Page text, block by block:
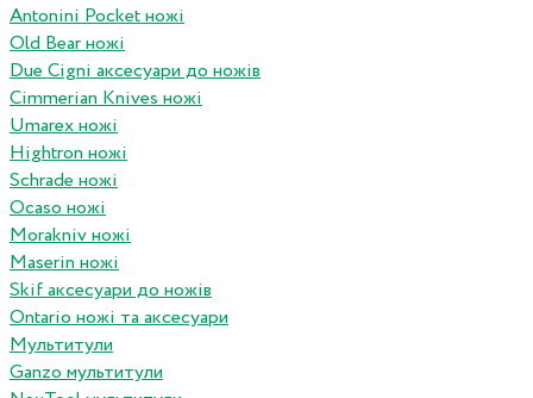
Antonini Pocket ножі
Old Bear ножі
Due Cigni аксесуари до ножів
Cimmerian Knives ножі
Umarex ножі
Hightron ножі
Schrade ножі
Ocaso ножі
Morakniv ножі
Maserin ножі
Skif аксесуари до ножів
Ontario ножі та аксесуари
Мультитули
Ganzo мультитули